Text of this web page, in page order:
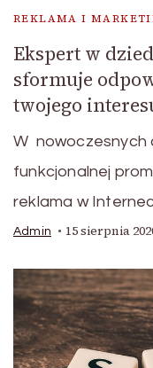
REKLAMA I
Ekspert w
sformuje
twojego
W nowoczesnych
funkcjonalnej
reklama w
Admin 15 sierpnia